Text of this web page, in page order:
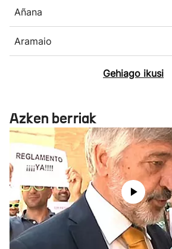
Añana
Aramaio
Gehiago ikusi
Azken berriak